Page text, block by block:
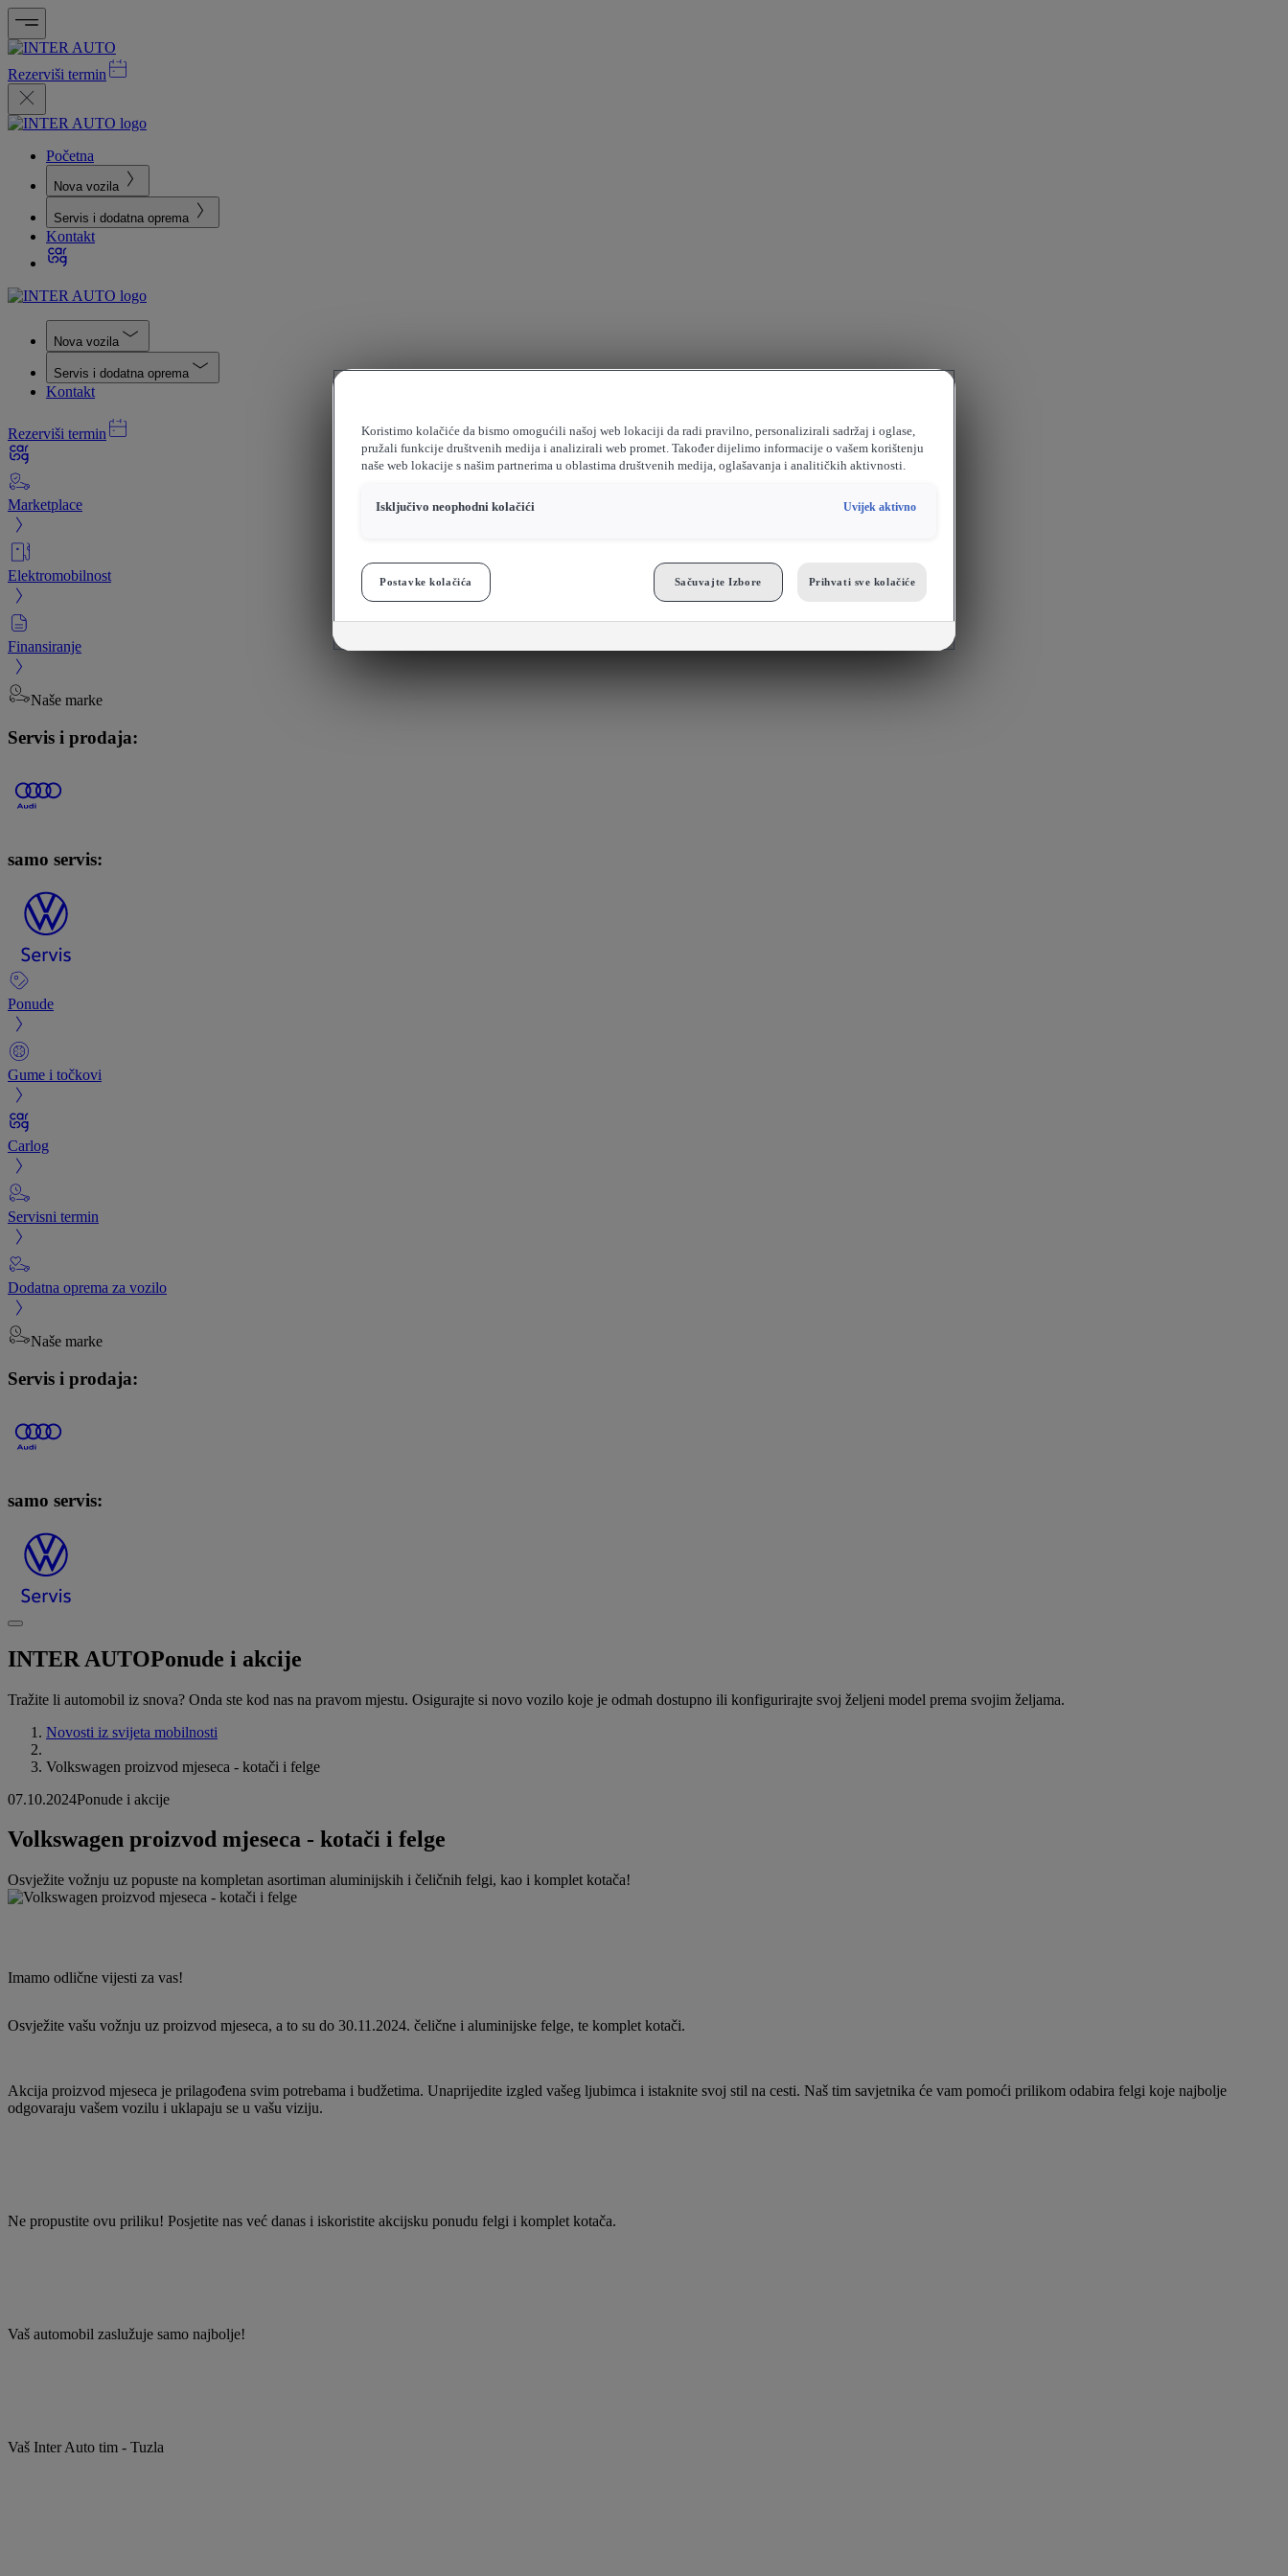
Rezerviši termin
Početna
Nova vozila
Servis i dodatna oprema
Kontakt
Nova vozila
Servis i dodatna oprema
Kontakt
Rezerviši termin
Marketplace
Elektromobilnost
Finansiranje
Naše marke
Servis i prodaja:
samo servis:
Ponude
Gume i točkovi
Carlog
Servisni termin
Dodatna oprema za vozilo
Naše marke
Servis i prodaja:
samo servis:
INTER AUTOPonude i akcije
Tražite li automobil iz snova? Onda ste kod nas na pravom mjestu. Osigurajte si novo vozilo koje je odmah dostupno ili konfigurirajte svoj željeni model prema svojim željama.
Novosti iz svijeta mobilnosti
Volkswagen proizvod mjeseca - kotači i felge
07.10.2024Ponude i akcije
Volkswagen proizvod mjeseca - kotači i felge
Osvježite vožnju uz popuste na kompletan asortiman aluminijskih i čeličnih felgi, kao i komplet kotača!
Imamo odlične vijesti za vas!
Osvježite vašu vožnju uz proizvod mjeseca, a to su do 30.11.2024. čelične i aluminijske felge, te komplet kotači.
Akcija proizvod mjeseca je prilagođena svim potrebama i budžetima. Unaprijedite izgled vašeg ljubimca i istaknite svoj stil na cesti. Naš tim savjetnika će vam pomoći prilikom odabira felgi koje najbolje
odgovaraju vašem vozilu i uklapaju se u vašu viziju.
Ne propustite ovu priliku! Posjetite nas već danas i iskoristite akcijsku ponudu felgi i komplet kotača.
Vaš automobil zaslužuje samo najbolje!
Vaš Inter Auto tim - Tuzla
Koristimo kolačiće da bismo omogućili našoj web lokaciji da radi pravilno, personalizirali sadržaj i oglase,
pružali funkcije društvenih medija i analizirali web promet. Također dijelimo informacije o vašem korištenju
naše web lokacije s našim partnerima u oblastima društvenih medija, oglašavanja i analitičkih aktivnosti.
Isključivo neophodni kolačići Uvijek aktivno
Postavke kolačića Sačuvajte Izbore Prihvati sve kolačiće